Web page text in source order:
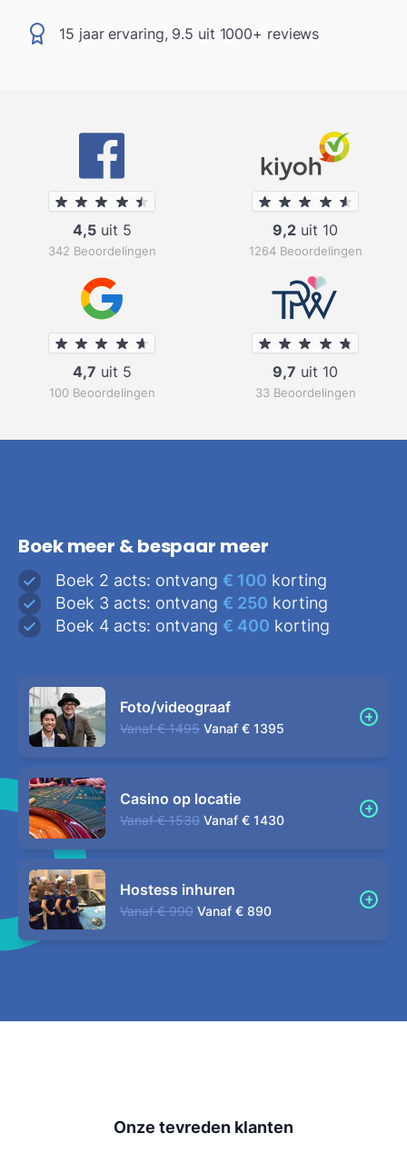
15 jaar ervaring, 9.5 uit 1000+ reviews
4,5uit 5
342 Beoordelingen
9,2 uit 10
1264 Beoordelingen
4,7 uit 5
100 Beoordelingen
9,7 uit 10
33 Beoordelingen
Boek meer & bespaar meer
Boek 2 acts: ontvang € 100 korting
Boek 3 acts: ontvang € 250 korting
Boek 4 acts: ontvang € 400 korting
Foto/videograaf
Vanaf € 1495 Vanaf € 1395
Casino op locatie
Vanaf € 1530 Vanaf € 1430
Hostess inhuren
Vanaf € 990 Vanaf € 890
Onze tevreden klanten